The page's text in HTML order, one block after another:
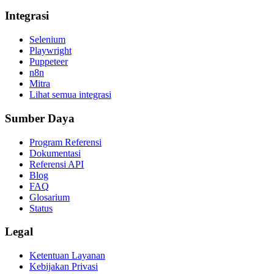
Integrasi
Selenium
Playwright
Puppeteer
n8n
Mitra
Lihat semua integrasi
Sumber Daya
Program Referensi
Dokumentasi
Referensi API
Blog
FAQ
Glosarium
Status
Legal
Ketentuan Layanan
Kebijakan Privasi